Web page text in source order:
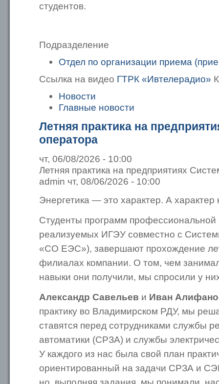
студентов.
Подразделение
Отдел по организации приема
Ссылка на видео ГТРК «Ивтелерадио»
Новости
Главные новости
Летняя практика на
оператора
чт, 06/08/2026 - 10:00
Летняя практика на предприятиях
admin чт, 08/06/2026 - 10:00
Энергетика — это характер. А характер
Студенты программ профессиональной
реализуемых ИГЭУ совместно с
«СО ЕЭС»), завершают прохождение
филиалах компании. О том, чем
навыки они получили, мы спросили у
Александр Савельев и Иван
практику во Владимирском РДУ, мы
ставятся перед сотрудниками службы
автоматики (СРЗА) и службы
У каждого из нас была свой план
ориентированный на задачи СРЗА и